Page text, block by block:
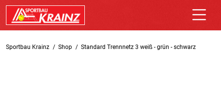
Sportbau Krainz Shop Standard Trennnetz 3 weiß - grün - schwarz